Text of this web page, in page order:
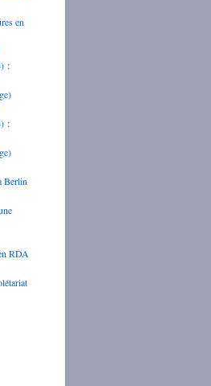
en
:
:
Berlin
RDA